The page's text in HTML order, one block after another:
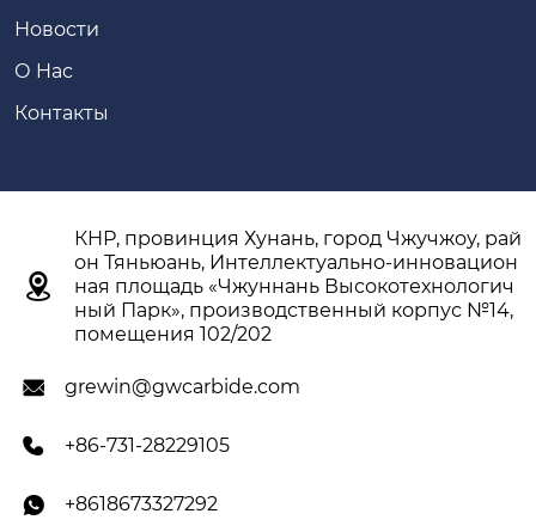
Новости
О Hас
Контакты

КНР, провинция Хунань, город Чжучжоу, рай
он Тяньюань, Интеллектуально-инновацион
ная площадь «Чжуннань Высокотехнологич
ный Парк», производственный корпус №14,
помещения 102/202
 grewin@gwcarbide.com
 +86-731-28229105
 +8618673327292